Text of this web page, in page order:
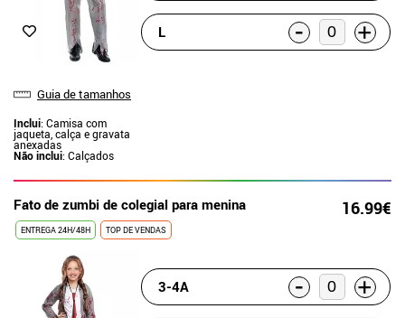
Guia de tamanhos
Inclui: Camisa com
jaqueta, calça e gravata
anexadas
Não inclui: Calçados
L - +
Fato de zumbi de colegial para menina 16.99€
ENTREGA 24H/48H TOP DE VENDAS
3-4A - +